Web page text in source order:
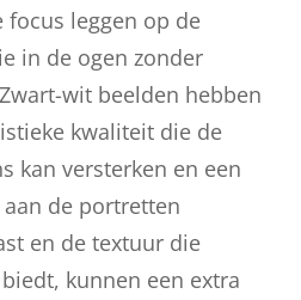
leggen op de
in de ogen zonder
wit beelden hebben
kwaliteit die de
kan versterken en een
de portretten
en de textuur die
kunnen een extra